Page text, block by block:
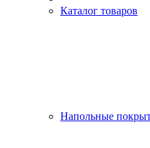
Каталог товаров
Напольные